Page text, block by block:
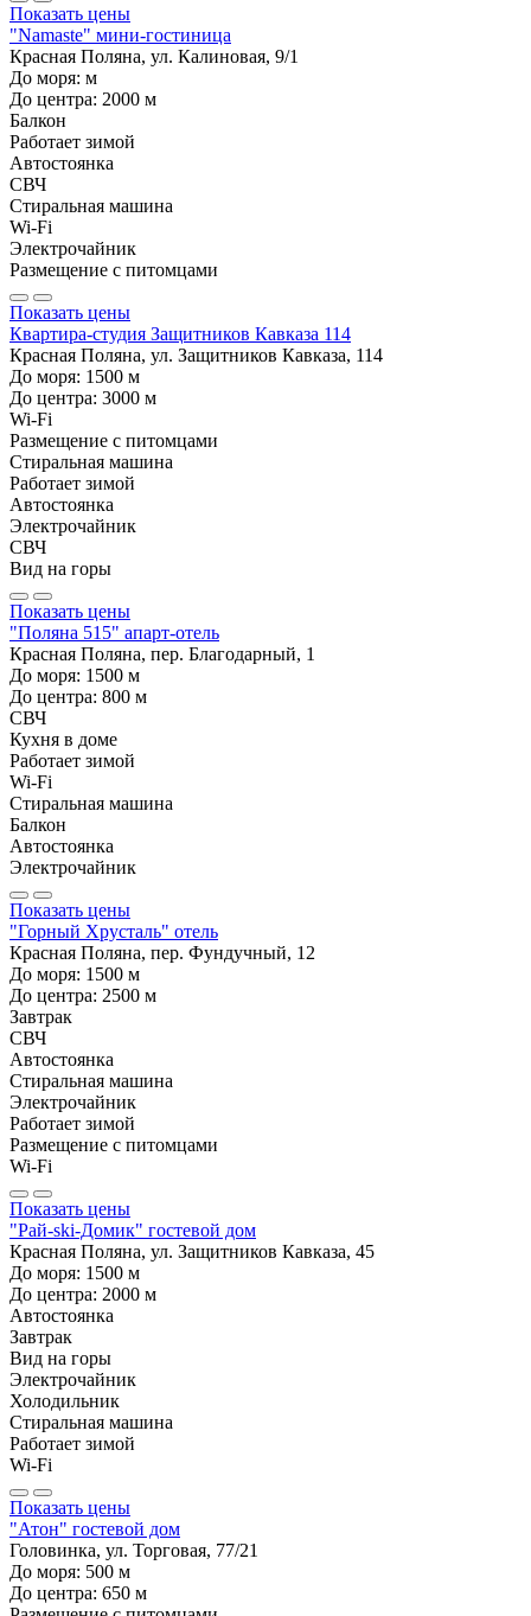
Показать цены
"Namaste" мини-гостиница
Красная Поляна, ул. Калиновая, 9/1
До моря: м
До центра: 2000 м
Балкон
Работает зимой
Автостоянка
СВЧ
Стиральная машина
Wi-Fi
Электрочайник
Размещение с питомцами
Показать цены
Квартира-студия Защитников Кавказа 114
Красная Поляна, ул. Защитников Кавказа, 114
До моря: 1500 м
До центра: 3000 м
Wi-Fi
Размещение с питомцами
Стиральная машина
Работает зимой
Автостоянка
Электрочайник
СВЧ
Вид на горы
Показать цены
"Поляна 515" апарт-отель
Красная Поляна, пер. Благодарный, 1
До моря: 1500 м
До центра: 800 м
СВЧ
Кухня в доме
Работает зимой
Wi-Fi
Стиральная машина
Балкон
Автостоянка
Электрочайник
Показать цены
"Горный Хрусталь" отель
Красная Поляна, пер. Фундучный, 12
До моря: 1500 м
До центра: 2500 м
Завтрак
СВЧ
Автостоянка
Стиральная машина
Электрочайник
Работает зимой
Размещение с питомцами
Wi-Fi
Показать цены
"Рай-ski-Домик" гостевой дом
Красная Поляна, ул. Защитников Кавказа, 45
До моря: 1500 м
До центра: 2000 м
Автостоянка
Завтрак
Вид на горы
Электрочайник
Холодильник
Стиральная машина
Работает зимой
Wi-Fi
Показать цены
"Атон" гостевой дом
Головинка, ул. Торговая, 77/21
До моря: 500 м
До центра: 650 м